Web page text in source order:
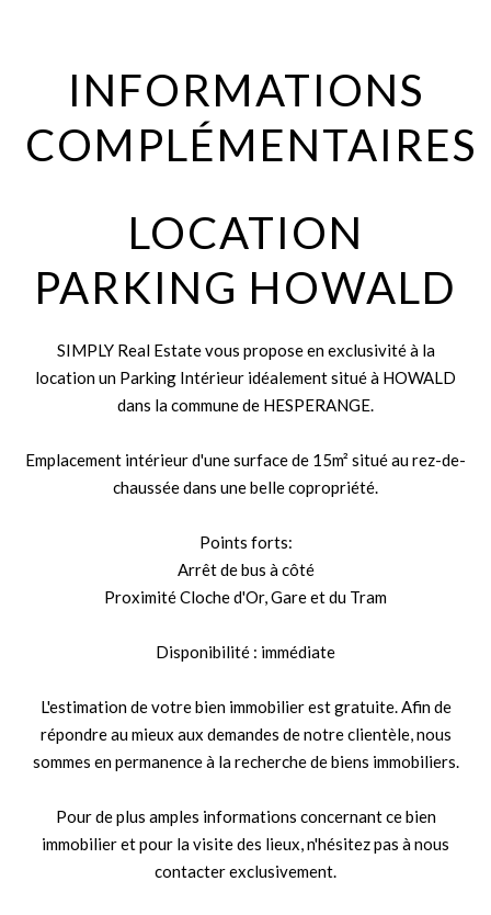
INFORMATIONS
COMPLÉMENTAIRES
LOCATION
PARKING HOWALD
SIMPLY Real Estate vous propose en exclusivité à la
location un Parking Intérieur idéalement situé à HOWALD
dans la commune de HESPERANGE.
Emplacement intérieur d'une surface de 15m² situé au rez-de-
chaussée dans une belle copropriété.
Points forts:
Arrêt de bus à côté
Proximité Cloche d'Or, Gare et du Tram
Disponibilité : immédiate
L'estimation de votre bien immobilier est gratuite. Afin de
répondre au mieux aux demandes de notre clientèle, nous
sommes en permanence à la recherche de biens immobiliers.
Pour de plus amples informations concernant ce bien
immobilier et pour la visite des lieux, n'hésitez pas à nous
contacter exclusivement.